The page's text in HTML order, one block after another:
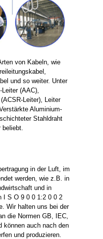
von Kabeln, wie
und so weiter. Unter
Leiter (AAC),
Leiter), Leiter
Aluminium-
Stahldraht
beliebt.
in der Luft, im
werden, wie z.B. in
und in
I S O 9 0 0 1:2 0 0 2
Wir halten uns bei der
die Normen GB, IEC,
können auch nach den
und produzieren.